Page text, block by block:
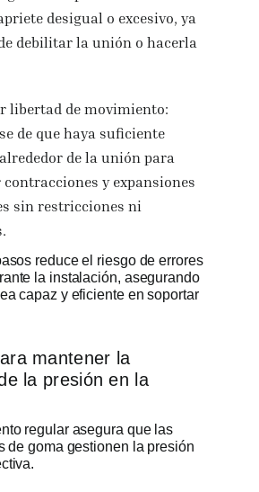
desigual o excesivo, ya
debilitar la unión o hacerla
libertad de movimiento:
de que haya suficiente
de la unión para
y expansiones
sin restricciones ni
reduce el riesgo de errores
la instalación, asegurando
capaz y eficiente en soportar
mantener la
la presión en la
regular asegura que las
de goma gestionen la presión